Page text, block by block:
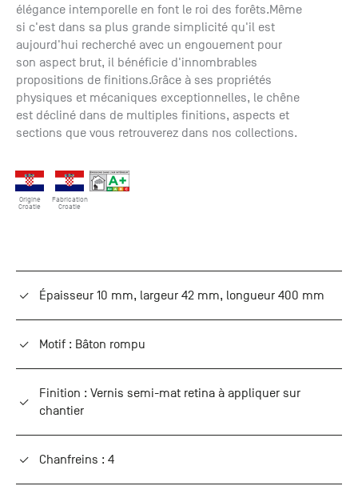
élégance intemporelle en font le roi des forêts.Même
si c'est dans sa plus grande simplicité qu'il est
aujourd'hui recherché avec un engouement pour
son aspect brut, il bénéficie d'innombrables
propositions de finitions.Grâce à ses propriétés
physiques et mécaniques exceptionnelles, le chêne
est décliné dans de multiples finitions, aspects et
sections que vous retrouverez dans nos collections.
Origine
Croatie
Fabrication
Croatie
Épaisseur 10 mm, largeur 42 mm, longueur 400 mm
Motif : Bâton rompu
Finition : Vernis semi-mat retina à appliquer sur
chantier
Chanfreins : 4